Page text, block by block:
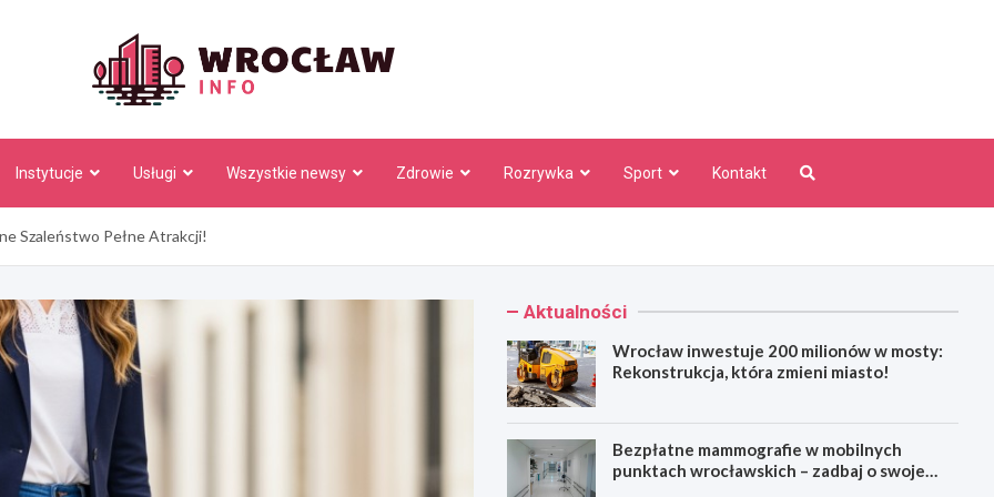
Instytucje Usługi Wszystkie newsy Zdrowie Rozrywka Sport Kontakt
Szaleństwo Pełne Atrakcji!
Aktualności
Wrocław inwestuje 200 milionów w mosty:
Rekonstrukcja, która zmieni miasto!
Bezpłatne mammografie w mobilnych
punktach wrocławskich – zadbaj o swoje